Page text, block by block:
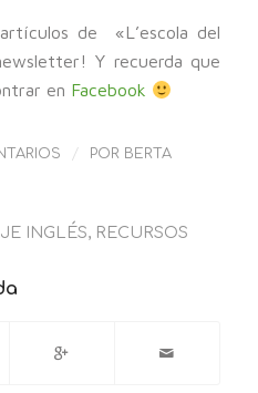
de «L’escola del
Y recuerda que
en Facebook
/ POR BERTA
INGLÉS, RECURSOS